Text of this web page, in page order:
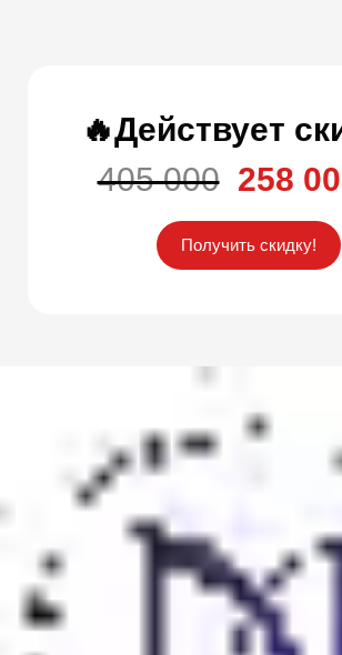
🔥Действует
405 000 258
Получить скидку!